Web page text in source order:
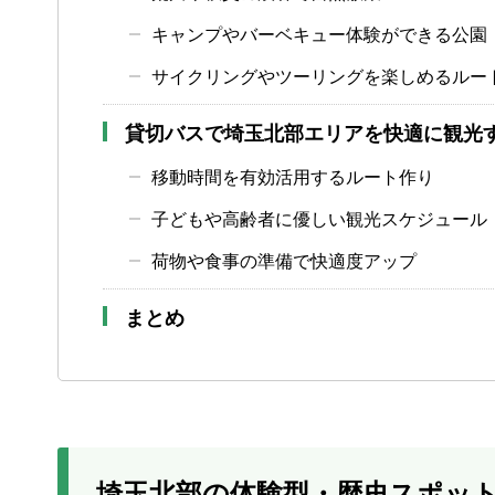
キャンプやバーベキュー体験ができる公園
サイクリングやツーリングを楽しめるルー
貸切バスで埼玉北部エリアを快適に観光
移動時間を有効活用するルート作り
子どもや高齢者に優しい観光スケジュール
荷物や食事の準備で快適度アップ
まとめ